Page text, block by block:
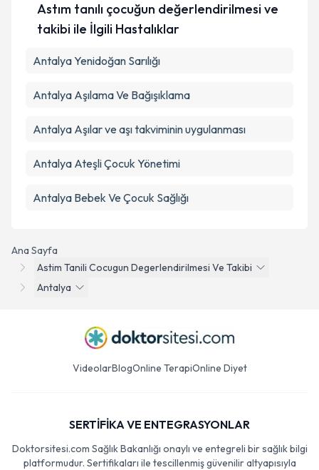
Ana Sayfa
Astim Tanili Cocugun Degerlendirilmesi Ve Takibi
Antalya
Astım tanılı çocuğun değerlendirilmesi ve
takibi ile İlgili Hastalıklar
Antalya Yenidoğan Sarılığı
Antalya Aşılama Ve Bağışıklama
Antalya Aşılar ve aşı takviminin uygulanması
Antalya Ateşli Çocuk Yönetimi
Antalya Bebek Ve Çocuk Sağlığı
VideolarBlogOnline TerapiOnline Diyet
SERTİFİKA VE ENTEGRASYONLAR
Doktorsitesi.com Sağlık Bakanlığı onaylı ve entegreli bir sağlık bilgi
platformudur. Sertifikaları ile tescillenmiş güvenilir altyapısıyla